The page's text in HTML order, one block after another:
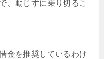
、動じずに乗り切るこ
金を推奨しているわけ